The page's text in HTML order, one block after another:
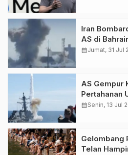
Iran
AS di
calendar_monthJumat, 31 Jul
AS Gempur
Pertahanan
Hormuz
calendar_monthSenin, 13 Jul
Gelombang
Telan